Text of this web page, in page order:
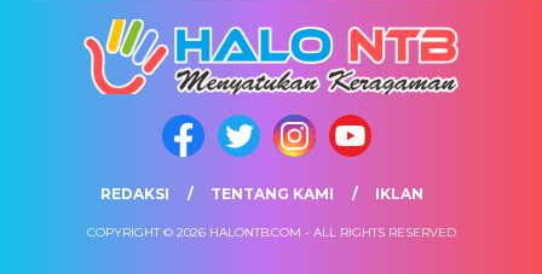
REDAKSI TENTANG KAMI IKLAN
COPYRIGHT © 2026 HALONTB.COM - ALL RIGHTS RESERVED